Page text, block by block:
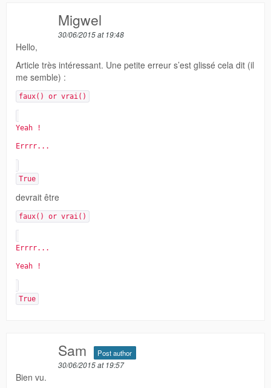
Migwel
30/06/2015 at 19:48
Hello,
Article très intéressant. Une petite erreur s’est glissé cela dit (il
me semble) :
faux() or vrai()
Yeah !
Errrr...
True
devrait être
faux() or vrai()
Errrr...
Yeah !
True
Sam Post author
30/06/2015 at 19:57
Bien vu.